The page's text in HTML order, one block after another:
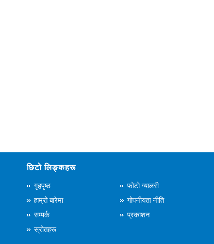
छिटो लिङ्कहरू
गृहपृष्ठ
फोटो ग्यालरी
हाम्रो बारेमा
गोपनीयता नीति
सम्पर्क
प्रकाशन
स्रोतहरू